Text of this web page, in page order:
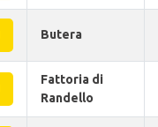
Butera
Fattoria di
Randello